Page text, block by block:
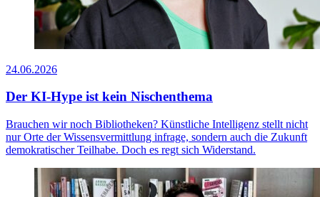
24.06.2026
Der KI-Hype ist kein Nischenthema
Brauchen wir noch Bibliotheken? Künstliche Intelligenz stellt nicht
nur Orte der Wissensvermittlung infrage, sondern auch die Zukunft
demokratischer Teilhabe. Doch es regt sich Widerstand.